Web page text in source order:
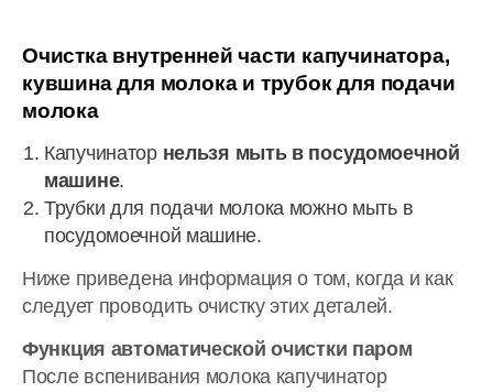
Очистка внутренней части капучинатора,
кувшина для молока и трубок для подачи
молока
Капучинатор нельзя мыть в посудомоечной
машине.
Трубки для подачи молока можно мыть в
посудомоечной машине.
Ниже приведена информация о том, когда и как
следует проводить очистку этих деталей.
Функция автоматической очистки паром
После вспенивания молока капучинатор